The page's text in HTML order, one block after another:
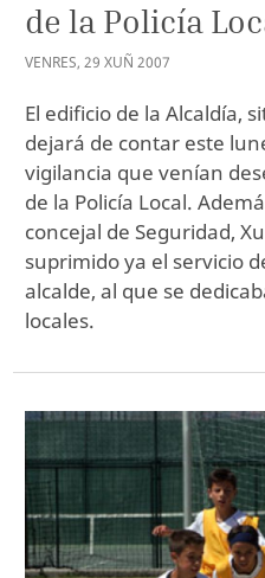
de la Policía
VENRES, 29 XUÑ 2007
El edificio de la Alcaldía,
dejará de contar este
vigilancia que venían
de la Policía Local.
concejal de Seguridad,
suprimido ya el servicio
alcalde, al que se
locales.